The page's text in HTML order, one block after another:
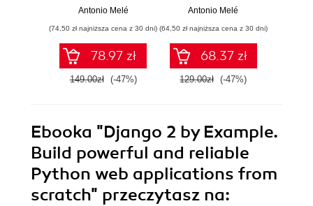
Pythonie. Wydanie
Antonio Melé
(74,50 zł najniższa cena z 30 dni)
78.97 zł
149.00zł (-47%)
Wydanie IV
Antonio Melé
(64,50 zł najniższa cena z 30 dni)
68.37 zł
129.00zł (-47%)
Ebooka "Django 2 by Example.
Build powerful and reliable
Python web applications from
scratch" przeczytasz na: